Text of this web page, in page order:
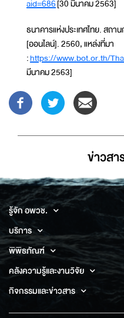
aid=686[30 มีนาคม 2563]
ธนาคารแห่งประเทศไทย. สถ
[ออนไลน์]. 2560, แหล่งที่มา
:https://www.bot.or.th/
มีนาคม 2563]
ข่าวส
รู้จัก อพวช.
บริการ
พิพิธภัณฑ์
คลังความรู้และงานวิจัย
กิจกรรมและข่าวสาร